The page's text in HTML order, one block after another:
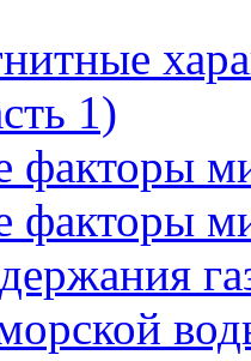
1)
факторы
факторы